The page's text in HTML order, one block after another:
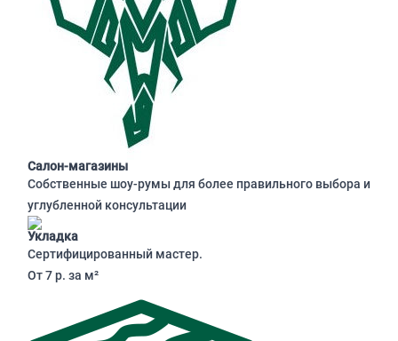
Салон-магазины
Собственные шоу-румы для более правильного выбора и
углубленной консультации
Укладка
Сертифицированный мастер.
От 7 р. за м²